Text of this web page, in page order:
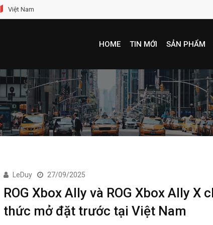
Việt Nam
HOME TIN MỚI SẢN PHẨM
LeDuy 27/09/2025
ROG Xbox Ally và ROG Xbox Ally X
thức mở đặt trước tại Việt Nam